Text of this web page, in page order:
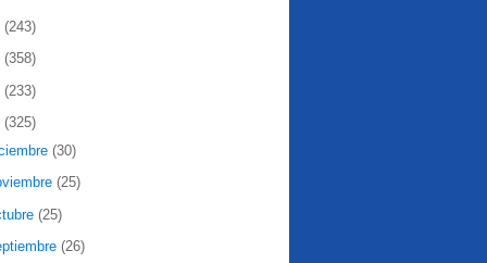
(243)
(358)
(233)
(325)
(30)
(25)
(25)
(26)